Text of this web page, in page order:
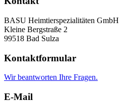
BASU Heimtierspezialitäten GmbH
Kleine Bergstraße 2
99518 Bad Sulza
Kontaktformular
Wir beantworten Ihre Fragen.
E-Mail